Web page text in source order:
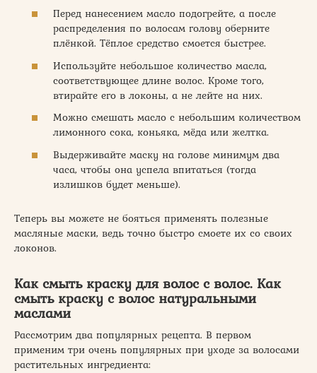
Перед нанесением масло подогрейте, а после
распределения по волосам голову оберните
плёнкой. Тёплое средство смоется быстрее.
Используйте небольшое количество масла,
соответствующее длине волос. Кроме того,
втирайте его в локоны, а не лейте на них.
Можно смешать масло с небольшим количеством
лимонного сока, коньяка, мёда или желтка.
Выдерживайте маску на голове минимум два
часа, чтобы она успела впитаться (тогда
излишков будет меньше).
Теперь вы можете не бояться применять полезные
масляные маски, ведь точно быстро смоете их со своих
локонов.
Как смыть краску для волос с волос. Как
смыть краску с волос натуральными
маслами
Рассмотрим два популярных рецепта. В первом
применим три очень популярных при уходе за волосами
растительных ингредиента: